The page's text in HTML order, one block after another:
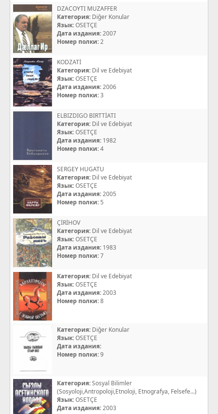
DZACOYTI MUZAFFER
Категория: Diğer Konular
Язык:OSETÇE
Дата издания:2007
Номер полки:2
KODZATİ
Категория: Dil ve Edebiyat
Язык:OSETÇE
Дата издания:2006
Номер полки:3
ELBIZDIGO BIRTTİATI
Категория: Dil ve Edebiyat
Язык:OSETÇE
Дата издания: 1982
Номер полки:4
SERGEY HUGATU
Категория: Dil ve Edebiyat
Язык:OSETÇE
Дата издания:2005
Номер полки: 5
ÇİRİHOV
Категория: Dil ve Edebiyat
Язык:OSETÇE
Дата издания: 1983
Номер полки:7
Категория: Dil ve Edebiyat
Язык:OSETÇE
Дата издания:2003
Номер полки:8
Категория: Diğer Konular
Язык:OSETÇE
Дата издания:
Номер полки:9
Категория:Sosyal Bilimler
(Sosyoloji,Antropoloji,Etnoloji, Etnografya, Felsefe...)
Язык:OSETÇE
Дата издания:2003